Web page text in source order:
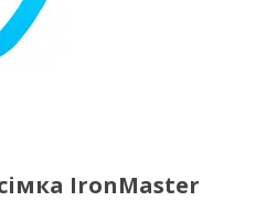
IronMaster